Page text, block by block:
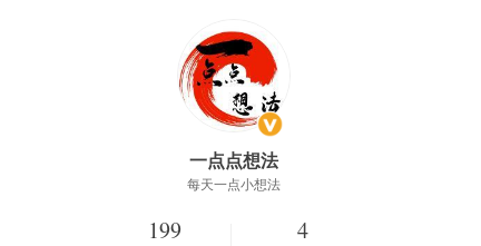
一点点想法
每天一点小想法
199 4